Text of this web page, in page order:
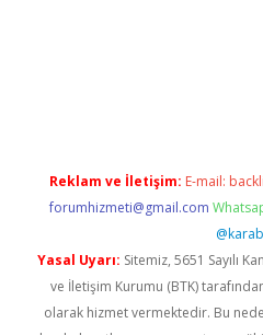
Reklam ve İletişim: E-mail:
forumhizmeti@gmail.com
Yasal Uyarı: Sitemiz, 5651 Sayılı
ve İletişim Kurumu (BTK)
olarak hizmet vermektedir. Bu